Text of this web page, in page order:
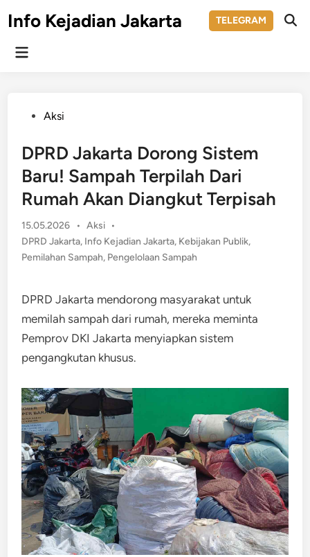
toInfo Kejadian Jakarta TELEGRAM
Main
PostedAksi
DPRD Jakarta Dorong Sistem
Baru! Sampah Terpilah Dari
Rumah Akan Diangkut Terpisah
15.05.2026 • Posted
in
Aksi •
DPRD Jakarta, Info Kejadian Jakarta, Kebijakan Publik,
Pemilahan Sampah, Pengelolaan Sampah
DPRD Jakarta mendorong masyarakat untuk
memilah sampah dari rumah, mereka meminta
Pemprov DKI Jakarta menyiapkan sistem
pengangkutan khusus.